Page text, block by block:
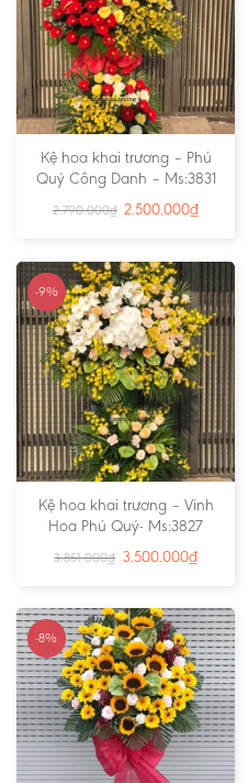
Kệ hoa khai trương – Phú
Quý Công Danh – Ms:3831
2.790.000₫ 2.500.000₫
-9%
Kệ hoa khai trương – Vinh
Hoa Phú Quý- Ms:3827
3.851.000₫ 3.500.000₫
-8%